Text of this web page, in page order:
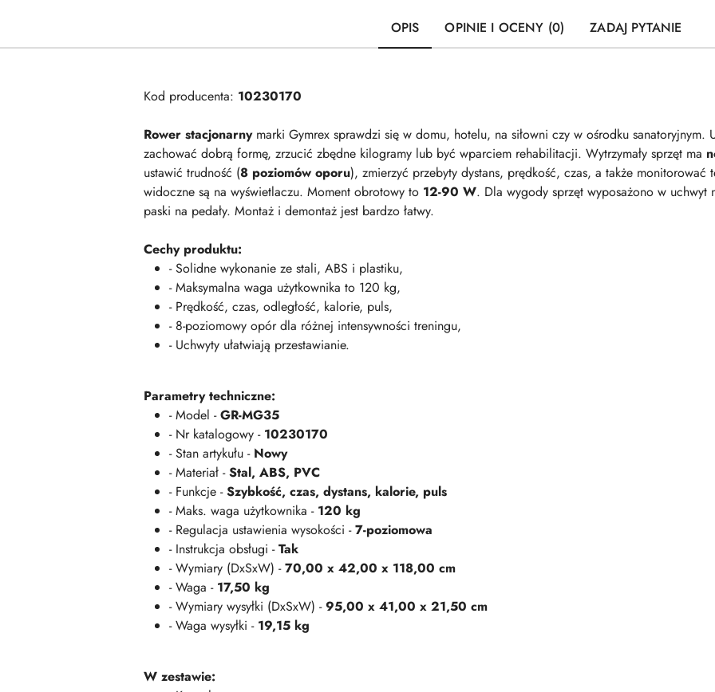
OPIS OPINIE I OCENY (0) ZADAJ PYTANIE
Kod producenta: 10230170
Rower stacjonarnymarki Gymrex sprawdzi się w domu, hotelu, na siłowni czy w ośrodku
zachować dobrą formę, zrzucić zbędne kilogramy lub być wparciem rehabilitacji. Wytrzymały sprzęt ma
ustawić trudność (8 poziomów oporu), zmierzyć przebyty dystans, prędkość, czas, a także
widoczne są na wyświetlaczu. Moment obrotowy to 12-90 W. Dla wygody sprzęt wyposażono w
paski na pedały. Montaż i demontaż jest bardzo łatwy.
Cechy produktu:
- Solidne wykonanie ze stali, ABS i plastiku,
- Maksymalna waga użytkownika to 120 kg,
- Prędkość, czas, odległość, kalorie, puls,
- 8-poziomowy opór dla różnej intensywności treningu,
- Uchwyty ułatwiają przestawianie.
Parametry techniczne:
- Model -GR-MG35
- Nr katalogowy - 10230170
- Stan artykułu - Nowy
- Materiał -Stal, ABS, PVC
- Funkcje -Szybkość, czas, dystans, kalorie, puls
- Maks. waga użytkownika - 120 kg
- Regulacja ustawienia wysokości -7-poziomowa
- Instrukcja obsługi -Tak
- Wymiary (DxSxW) -70,00 x 42,00 x 118,00 cm
- Waga - 17,50 kg
- Wymiary wysyłki (DxSxW) -95,00 x 41,00 x 21,50 cm
- Waga wysyłki - 19,15 kg
W zestawie: